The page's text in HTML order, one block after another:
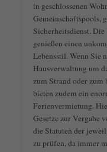
in geschlossenen
Gemeinschaftspools,
Sicherheitsdienst.
genießen einen
Lebensstil. Wenn Sie
Hausverwaltung um
zum Strand oder zum
bieten zudem ein
Ferienvermietung.
Gesetze zur Vergabe
die Statuten der
zu prüfen, da immer